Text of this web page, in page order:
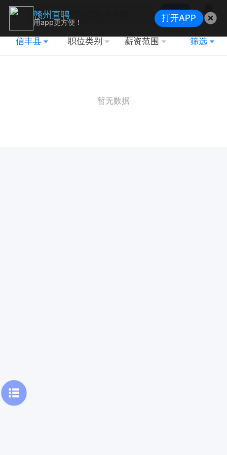
搜索
地图
信丰县 职位类别 薪资范围 筛选
暂无数据
赣州直聘
用app更方便！ 打开APP